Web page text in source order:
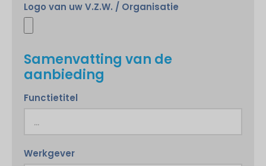
Logo van uw V.Z.W. / Organisatie
Samenvatting van de
aanbieding
Functietitel
Werkgever